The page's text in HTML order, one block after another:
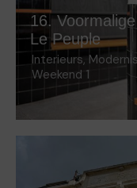
16.
Le Peuple
Interieurs,
Weekend 1